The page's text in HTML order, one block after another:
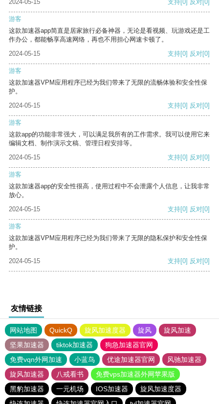
2024-05-15
支持[0] 反对[0]
游客
这款加速器app简直是居家旅行必备神器，无论是看视频、玩游戏还是工
作办公，都能畅享高速网络，再也不用担心网速卡顿了。
2024-05-15
支持[0] 反对[0]
游客
这款加速器VPM应用程序已经为我们带来了无限的流畅体验和安全性保
护。
2024-05-15
支持[0] 反对[0]
游客
这款app的功能非常强大，可以满足我所有的工作需求。我可以使用它来
编辑文档、制作演示文稿、管理日程安排等。
2024-05-15
支持[0] 反对[0]
游客
这款加速器app的安全性很高，使用过程中不会泄露个人信息，让我非常
放心。
2024-05-15
支持[0] 反对[0]
游客
这款加速器VPM应用程序已经为我们带来了无限的隐私保护和安全性保
护。
2024-05-15
支持[0] 反对[0]
友情链接
网站地图 QuickQ 旋风加速度器 旋风
旋风加速
坚果加速器
tiktok加速器
狗急加速器官网
免费vqn外网加速
小蓝鸟 优途加速器官网
风驰加速器
旋风加速器
八戒看书
免费vps加速器外网苹果版
黑豹加速器
一元机场 IOS加速器
旋风加速度器